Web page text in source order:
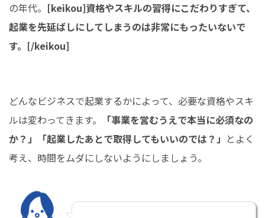
の年代。 [keikou]資格やスキルの習得にこだわりすぎて、
起業を先延ばしにしてしまうのは非常にもったいないで
す。[/keikou]
どんなビジネスで起業するかによって、必要な資格やスキ
ルは変わってきます。
「事業を営むうえで本当に必須なの
か？」「起業したあとで取得してもいいのでは？」 とよく
考え、時間をムダにしないようにしましょう。